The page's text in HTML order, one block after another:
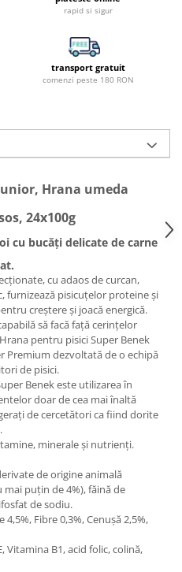
rapid si sigur
transport gratuit
comenzi peste 180 RON
Hrana umeda
24x100g
cu bucăți delicate de carne
cu adaos de curcan,
furnizează pisicuțelor proteine și
creștere și joacă energică.
să facă față cerințelor
pentru pisici Super Benek
Premium dezvoltată de o echipă
de pisici.
Benek este utilizarea în
doar de cea mai înaltă
de cercetători ca fiind dorite
minerale și nutrienți.
de origine animală
puțin de 4%), făină de
de sodiu.
4,5%, Fibre 0,3%, Cenușă 2,5%,
Vitamina B1, acid folic, colină,